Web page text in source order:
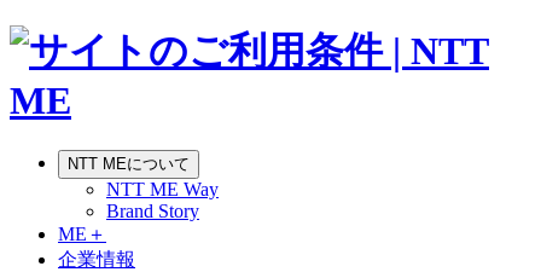
NTT MEについて
NTT ME Way
Brand Story
ME＋
企業情報